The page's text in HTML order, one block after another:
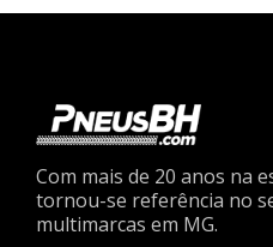
Com mais de 20 anos na
tornou-se referência no
multimarcas em MG.